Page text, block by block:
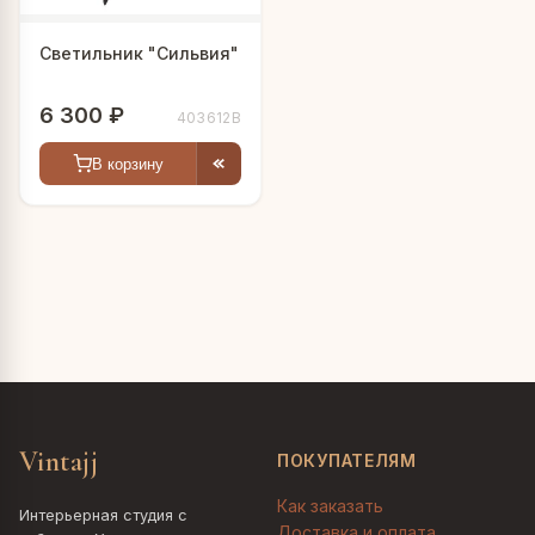
Светильник "Сильвия"
6 300 ₽ 403612B
В корзину
Vintajj
Интерьерная студия с
ПОКУПАТЕЛЯМ
Как заказать